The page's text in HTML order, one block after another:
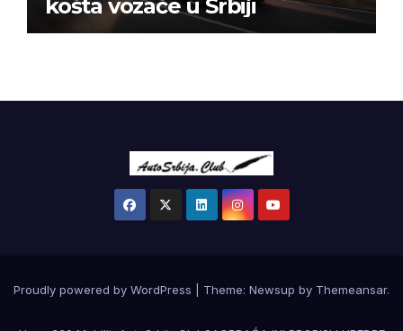
košta vozače u Srbiji
Proudly powered by WordPress Theme: Newsup by Themeansar.